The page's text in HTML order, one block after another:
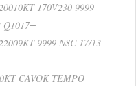
170V230 9999
Q1017=
9999 NSC 17/13
CAVOK TEMPO